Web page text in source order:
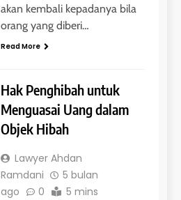
akan kembali kepadanya bila
orang yang diberi…
Read More
Hak Penghibah untuk
Menguasai Uang dalam
Objek Hibah
Lawyer Ahdan
Ramdani
5 bulan
ago
0 5 mins